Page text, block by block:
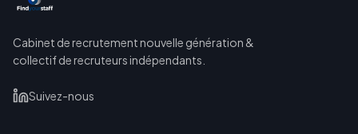
Cabinet de recrutement nouvelle génération &
collectif de recruteurs indépendants.
Suivez-nous